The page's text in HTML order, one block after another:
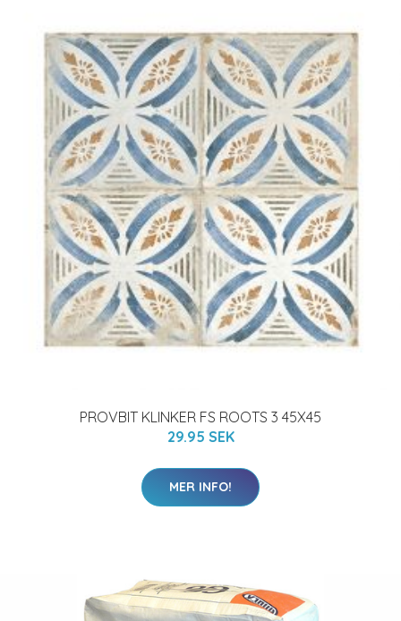
PROVBIT KLINKER FS ROOTS 3 45X45
29.95 SEK
MER INFO!